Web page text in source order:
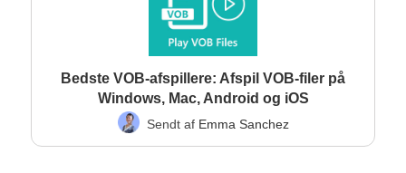
Bedste VOB-afspillere: Afspil VOB-filer på
Windows, Mac, Android og iOS
Sendt af Emma Sanchez